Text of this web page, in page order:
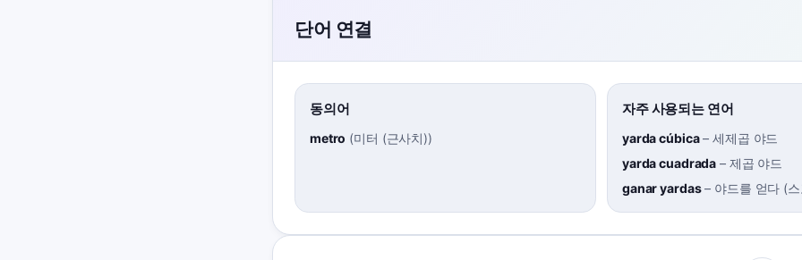
단어 연결
동의어
metro (미터 (근사치))
자주 사용되는 연어
yarda cúbica–세제곱 야드
yarda cuadrada – 제곱 야드
ganar yardas– 야드를 얻다 (